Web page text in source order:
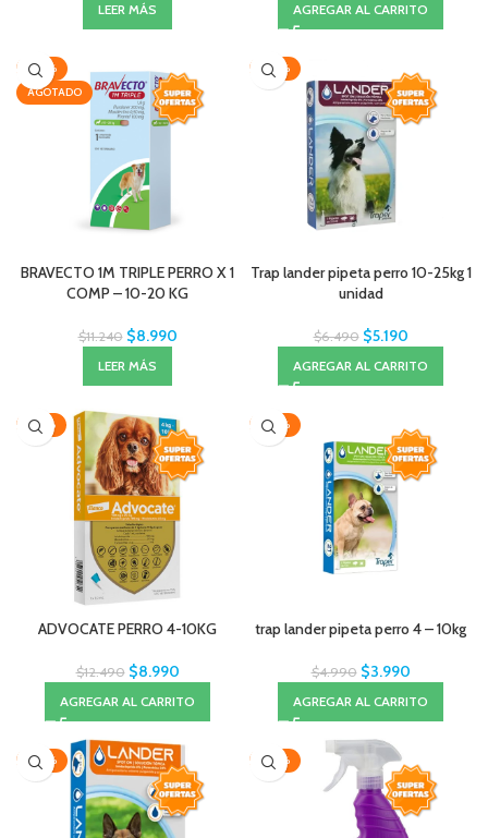
LEER MÁS AGREGAR AL CARRITO
-20%
AGOTADO
BRAVECTO 1M TRIPLE PERRO X 1
COMP – 10-20 KG
$11.240 $8.990
LEER MÁS
-20%
Trap lander pipeta perro 10-25kg 1
unidad
$6.490 $5.190
AGREGAR AL CARRITO
-28%
ADVOCATE PERRO 4-10KG
$12.490 $8.990
AGREGAR AL CARRITO
-20%
trap lander pipeta perro 4 – 10kg
$4.990 $3.990
AGREGAR AL CARRITO
-20% -20%